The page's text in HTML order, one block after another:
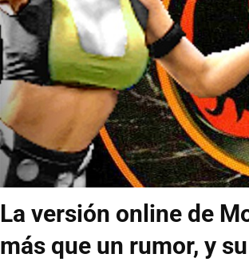
La versión online de
más que un rumor, y